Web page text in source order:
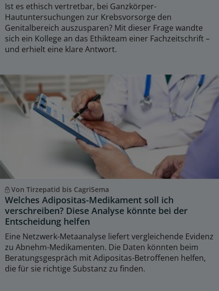
Ist es ethisch vertretbar, bei Ganzkörper-
Hautuntersuchungen zur Krebsvorsorge den
Genitalbereich auszusparen? Mit dieser Frage wandte
sich ein Kollege an das Ethikteam einer Fachzeitschrift –
und erhielt eine klare Antwort.
Von Tirzepatid bis CagriSema
Welches Adipositas-Medikament soll ich
verschreiben? Diese Analyse könnte bei der
Entscheidung helfen
Eine Netzwerk-Metaanalyse liefert vergleichende Evidenz
zu Abnehm-Medikamenten. Die Daten könnten beim
Beratungsgespräch mit Adipositas-Betroffenen helfen,
die für sie richtige Substanz zu finden.